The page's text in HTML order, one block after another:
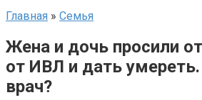
Главная » Семья
Жена и дочь просили
от ИВЛ и дать
врач?